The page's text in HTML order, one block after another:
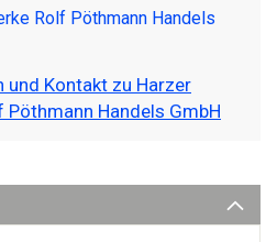
Kontakt zu Harzer
Handels GmbH